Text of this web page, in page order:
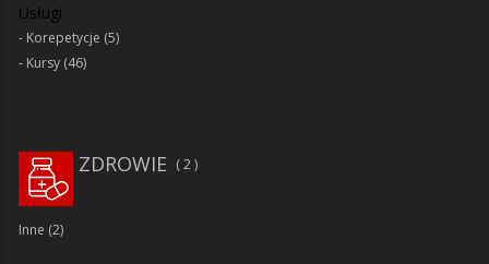
Usługi
Korepetycje (5)
Kursy (46)
ZDROWIE 2
Inne (2)